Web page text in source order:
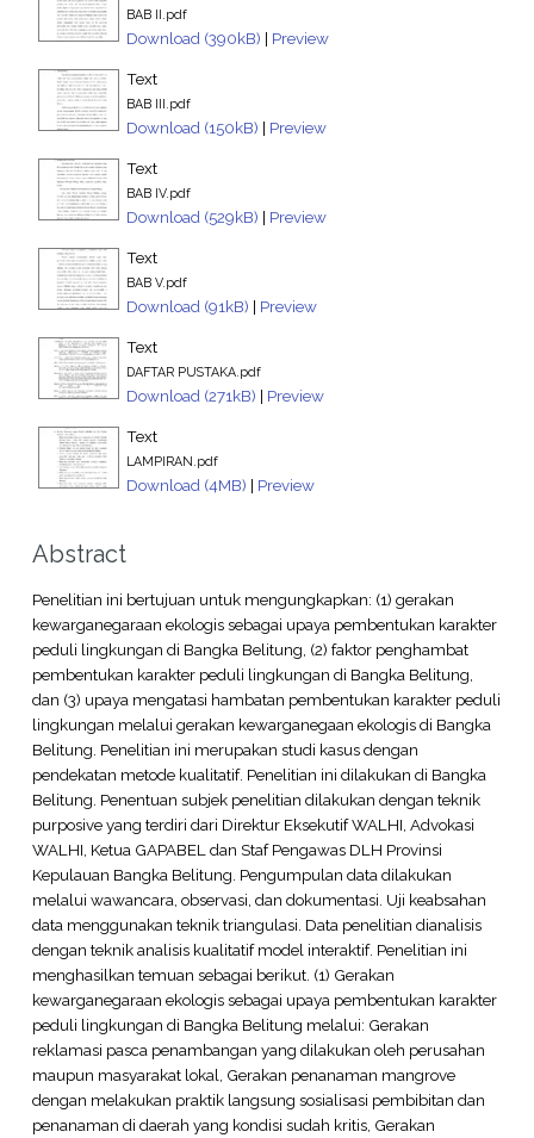
BAB II.pdf
Download (390kB) | Preview
Text
BAB III.pdf
Download (150kB) | Preview
Text
BAB IV.pdf
Download (529kB) | Preview
Text
BAB V.pdf
Download (91kB) | Preview
Text
DAFTAR PUSTAKA.pdf
Download (271kB) | Preview
Text
LAMPIRAN.pdf
Download (4MB) | Preview
Abstract
Penelitian ini bertujuan untuk mengungkapkan: (1) gerakan
kewarganegaraan ekologis sebagai upaya pembentukan karakter
peduli lingkungan di Bangka Belitung, (2) faktor penghambat
pembentukan karakter peduli lingkungan di Bangka Belitung,
dan (3) upaya mengatasi hambatan pembentukan karakter peduli
lingkungan melalui gerakan kewarganegaan ekologis di Bangka
Belitung. Penelitian ini merupakan studi kasus dengan
pendekatan metode kualitatif. Penelitian ini dilakukan di Bangka
Belitung. Penentuan subjek penelitian dilakukan dengan teknik
purposive yang terdiri dari Direktur Eksekutif WALHI, Advokasi
WALHI, Ketua GAPABEL dan Staf Pengawas DLH Provinsi
Kepulauan Bangka Belitung. Pengumpulan data dilakukan
melalui wawancara, observasi, dan dokumentasi. Uji keabsahan
data menggunakan teknik triangulasi. Data penelitian dianalisis
dengan teknik analisis kualitatif model interaktif. Penelitian ini
menghasilkan temuan sebagai berikut. (1) Gerakan
kewarganegaraan ekologis sebagai upaya pembentukan karakter
peduli lingkungan di Bangka Belitung melalui: Gerakan
reklamasi pasca penambangan yang dilakukan oleh perusahan
maupun masyarakat lokal, Gerakan penanaman mangrove
dengan melakukan praktik langsung sosialisasi pembibitan dan
penanaman di daerah yang kondisi sudah kritis, Gerakan